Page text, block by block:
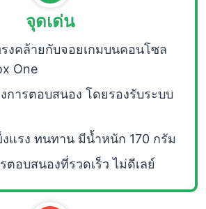
จุดเด่น
งคล้ายกับจอยเกมบนคอนโซล
One
การตอบสนอง โดยรองรับระบบ
แรง ทนทาน มีน้ำหนัก 170 กรัม
ตอบสนองที่รวดเร็ว ไม่ดีเลย์